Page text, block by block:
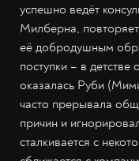
успешно ведёт
Милберна,
её добродушным
поступки – в
оказалась Руби
часто прерывала
причин и
сталкивается с